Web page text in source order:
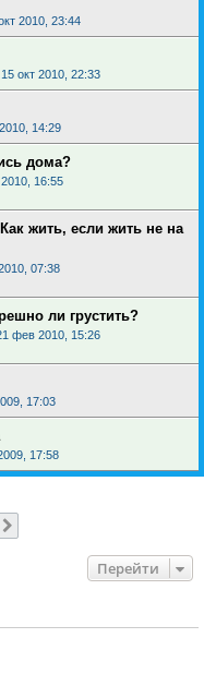
2010, 23:44
15 окт 2010, 22:33
14:29
дома?
16:55
жить, если жить не на
07:38
ли грустить?
фев 2010, 15:26
17:03
17:58
Перейти